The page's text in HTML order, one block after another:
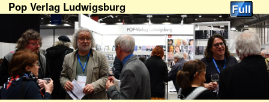
Pop Verlag Ludwigsburg